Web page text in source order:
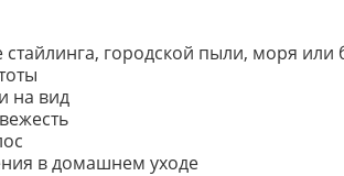
городской пыли, моря или
на вид
в домашнем уходе